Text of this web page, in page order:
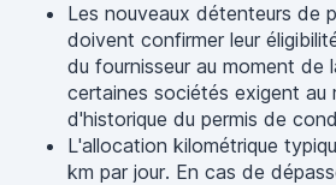
Les nouveaux détenteurs de
doivent confirmer leur
du fournisseur au moment de
certaines sociétés exigent au
d'historique du permis de
L'allocation kilométrique
km par jour. En cas de